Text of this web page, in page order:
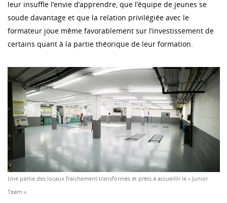
leur insuffle l’envie d’apprendre, que l’équipe de jeunes se
soude davantage et que la relation privilégiée avec le
formateur joue même favorablement sur l’investissement de
certains quant à la partie théorique de leur formation.
Une partie des locaux fraîchement transformés et prêts à accueillir le « Junior
Team ».